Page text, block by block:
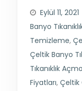
Eylül 11, 2021
Banyo
Temizleme,
Çeltik Banyo
Tıkanıklık Açma
Fiyatları, Çeltik